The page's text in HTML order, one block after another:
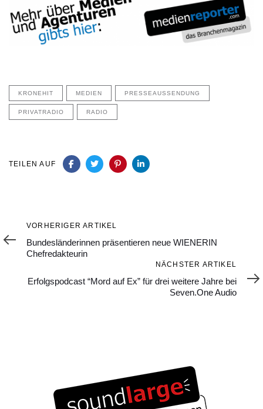
KRONEHIT MEDIEN PRESSEAUSSENDUNG
PRIVATRADIO RADIO
TEILEN AUF
Vorheriger
Artikel
VORHERIGER ARTIKEL
Bundesländerinnen präsentieren neue WIENERIN
Chefredakteurin
Artikel
NÄCHSTER ARTIKEL
Erfolgspodcast “Mord auf Ex” für drei weitere Jahre bei
Seven.One Audio